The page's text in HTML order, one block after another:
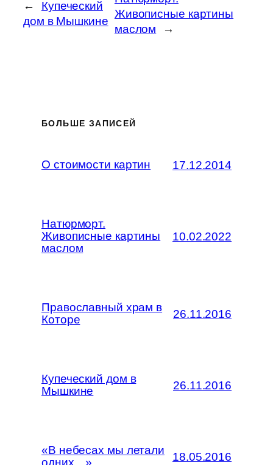
←
Купеческий
дом в Мышкине
Живописные картины
маслом
→
БОЛЬШЕ ЗАПИСЕЙ
О стоимости картин 17.12.2014
Натюрморт.
Живописные картины
маслом
10.02.2022
Православный храм в
Которе
26.11.2016
Купеческий дом в
Мышкине
26.11.2016
«В небесах мы летали
18.05.2016